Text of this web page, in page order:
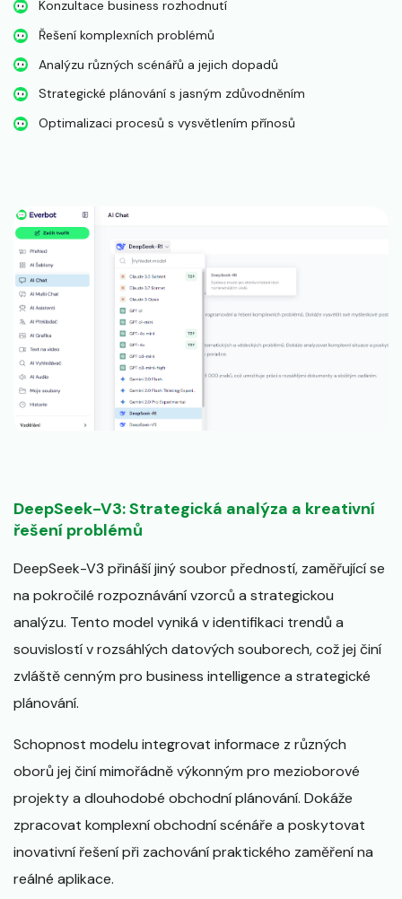
Konzultace business rozhodnutí
Řešení komplexních problémů
Analýzu různých scénářů a jejich dopadů
Strategické plánování s jasným zdůvodněním
Optimalizaci procesů s vysvětlením přínosů
DeepSeek-V3: Strategická analýza a kreativní
řešení problémů
DeepSeek-V3 přináší jiný soubor předností, zaměřující se
na pokročilé rozpoznávání vzorců a strategickou
analýzu. Tento model vyniká v identifikaci trendů a
souvislostí v rozsáhlých datových souborech, což jej činí
zvláště cenným pro business intelligence a strategické
plánování.
Schopnost modelu integrovat informace z různých
oborů jej činí mimořádně výkonným pro mezioborové
projekty a dlouhodobé obchodní plánování. Dokáže
zpracovat komplexní obchodní scénáře a poskytovat
inovativní řešení při zachování praktického zaměření na
reálné aplikace.